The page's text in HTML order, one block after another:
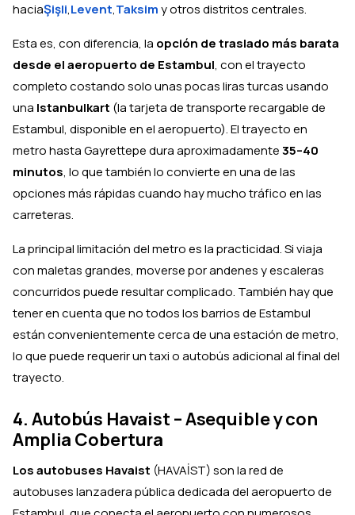
haciaŞişli,Levent,Taksimy otros distritos centrales.
Esta es, con diferencia, la opción de traslado más barata
desde el aeropuerto de Estambul, con el trayecto
completo costando solo unas pocas liras turcas usando
una Istanbulkart (la tarjeta de transporte recargable de
Estambul, disponible en el aeropuerto). El trayecto en
metro hasta Gayrettepe dura aproximadamente35–40
minutos, lo que también lo convierte en una de las
opciones más rápidas cuando hay mucho tráfico en las
carreteras.
La principal limitación del metro es la practicidad. Si viaja
con maletas grandes, moverse por andenes y escaleras
concurridos puede resultar complicado. También hay que
tener en cuenta que no todos los barrios de Estambul
están convenientemente cerca de una estación de metro,
lo que puede requerir un taxi o autobús adicional al final del
trayecto.
4. Autobús Havaist – Asequible y con
Amplia Cobertura
Los autobuses Havaist (HAVAİST) son la red de
autobuses lanzadera pública dedicada del aeropuerto de